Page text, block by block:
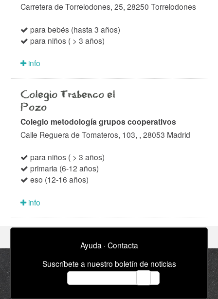
Carretera de Torrelodones, 25, 28250 Torrelodones
para bebés (hasta 3 años)
para niños ( > 3 años)
info
Colegio Trabenco el
Pozo
Colegio metodología grupos cooperativos
Calle Reguera de Tomateros, 103, , 28053 Madrid
para niños ( > 3 años)
primaria (6-12 años)
eso (12-16 años)
info
Ayuda · Contacta
Suscríbete a nuestro boletín de noticias